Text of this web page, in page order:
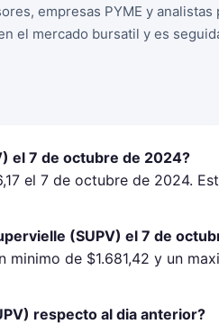
empresas PYME y
el mercado bursatil y es
el 7 de octubre de 2024?
el 7 de octubre de 2024.
(SUPV) el 7 de
minimo de $1.681,42 y un
respecto al dia anterior?